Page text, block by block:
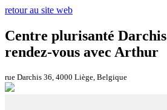
retour au site web
Centre plurisanté
rendez-vous avec Arthur
rue Darchis 36, 4000 Liège, Belgique